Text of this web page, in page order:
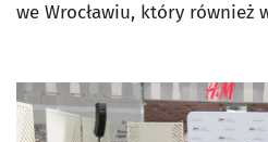
we Wrocławiu, który również